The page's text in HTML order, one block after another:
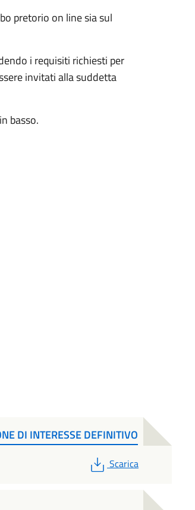
pretorio on line sia sul
i requisiti richiesti per
invitati alla suddetta
basso.
DI INTERESSE DEFINITIVO
PDF
Scarica